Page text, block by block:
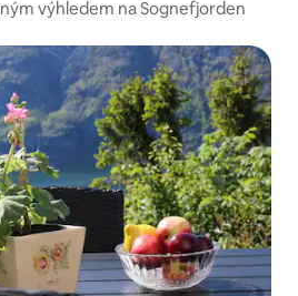
výhledem na Sognefjorden